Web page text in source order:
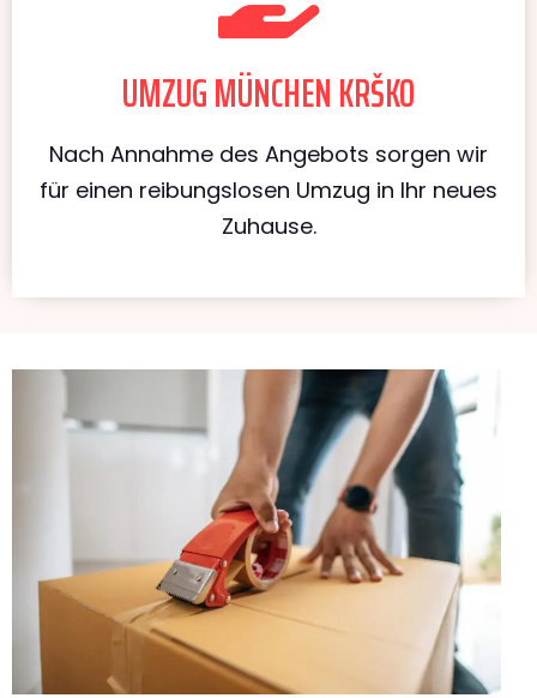
UMZUG MÜNCHEN KRŠKO
Nach Annahme des Angebots sorgen wir
für einen reibungslosen Umzug in Ihr neues
Zuhause.